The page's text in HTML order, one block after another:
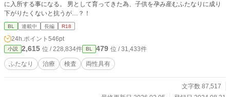
に入所する事になる。 男として育ってきた為、子供を孕み産むふたなりに成り
下がりたくないと抗うが…？！
BL 連載中 長編 R18
24h.ポイント 546pt
小説 2,615 位 / 228,834件 BL 479 位 / 31,433件
ふたなり 治療 検査 両性具有
文字数 87,517